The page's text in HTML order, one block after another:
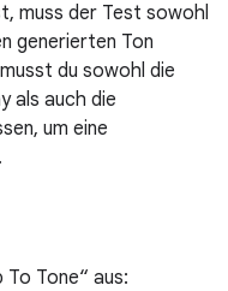
muss der Test sowohl
generierten Ton
du sowohl die
als auch die
um eine
To Tone“ aus: